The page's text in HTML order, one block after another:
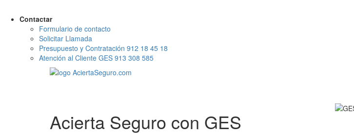
Contactar
Formulario de contacto
Solicitar Llamada
Presupuesto y Contratación 912 18 45 18
Atención al Cliente GES 913 308 585
Acierta Seguro con GES